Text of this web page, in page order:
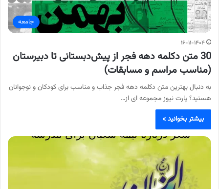
جامعه
۱۶-۱۱-۱۴۰۴
30 متن دکلمه دهه فجر از پیش‌دبستانی تا دبیرستان
(مناسب مراسم و مسابقات)
به دنبال بهترین متن دکلمه دهه فجر جذاب و مناسب برای کودکان و نوجوانان
هستید؟ پارت نیوز مجموعه ای از…
بیشتر بخوانید »